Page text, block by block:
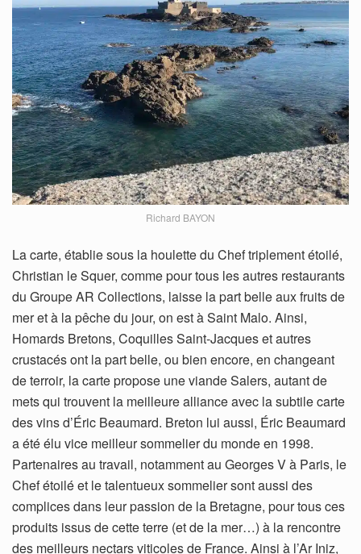
Richard BAYON
La carte, établie sous la houlette du Chef triplement étoilé,
Christian le Squer, comme pour tous les autres restaurants
du Groupe AR Collections, laisse la part belle aux fruits de
mer et à la pêche du jour, on est à Saint Malo. Ainsi,
Homards Bretons, Coquilles Saint-Jacques et autres
crustacés ont la part belle, ou bien encore, en changeant
de terroir, la carte propose une viande Salers, autant de
mets qui trouvent la meilleure alliance avec la subtile carte
des vins d’Éric Beaumard. Breton lui aussi, Éric Beaumard
a été élu vice meilleur sommelier du monde en 1998.
Partenaires au travail, notamment au Georges V à Paris, le
Chef étoilé et le talentueux sommelier sont aussi des
complices dans leur passion de la Bretagne, pour tous ces
produits issus de cette terre (et de la mer…) à la rencontre
des meilleurs nectars viticoles de France. Ainsi à l’Ar Iniz,